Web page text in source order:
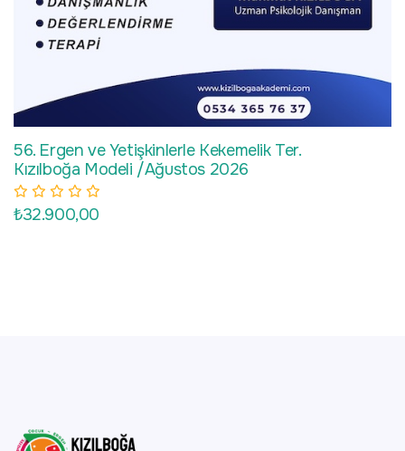
56. Ergen ve Yetişkinlerle Kekemelik Ter.
Kızılboğa Modeli /Ağustos 2026
₺32.900,00